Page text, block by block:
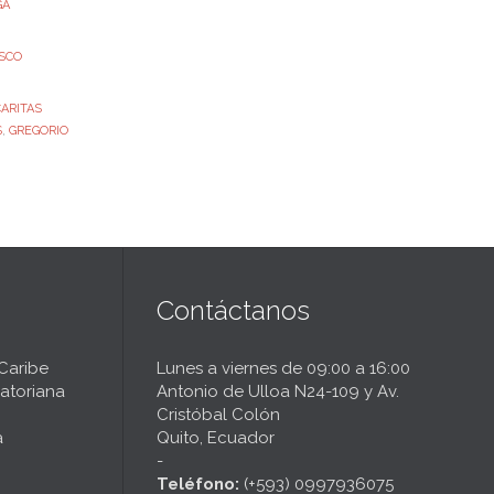
, GREGORIO
Contáctanos
Lunes a viernes de 09:00 a 16:00
Antonio de Ulloa N24-109 y Av.
Cristóbal Colón
Quito, Ecuador
-
Teléfono: (+593) 0997936075